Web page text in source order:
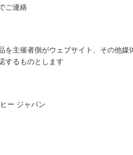
ご連絡
を主催者側がウェブサイト、その他媒
するものとします
ー ジャパン